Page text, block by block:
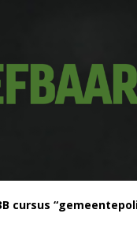
cursus